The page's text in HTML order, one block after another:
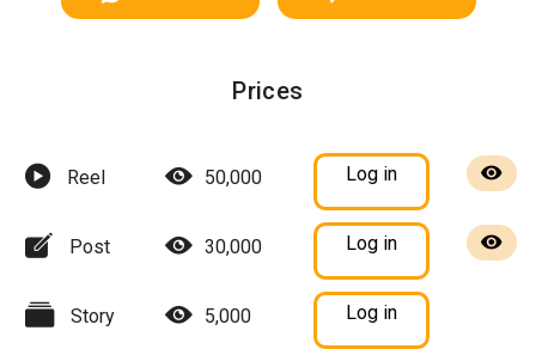
Prices
Reel 50,000 Log in
Post 30,000 Log in
Story 5,000 Log in